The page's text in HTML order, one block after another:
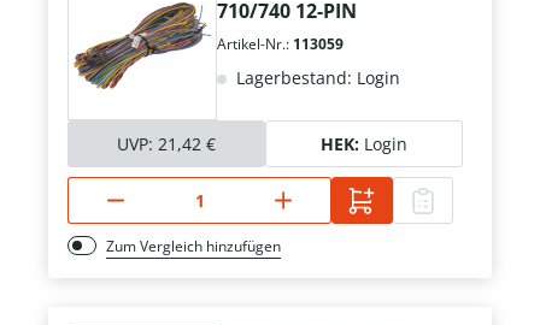
710/740 12-PIN
Artikel-Nr.: 113059
Lagerbestand: Login
UVP: 21,42 € HEK: Login
Zum Vergleich hinzufügen